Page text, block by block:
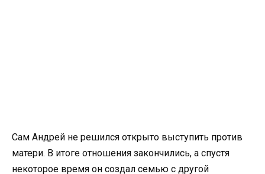
Сам Андрей не решился открыто выступить против
матери. В итоге отношения закончились, а спустя
некоторое время он создал семью с другой